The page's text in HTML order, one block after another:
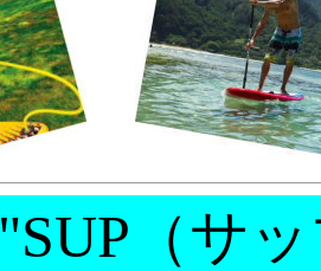
"SUP（サ